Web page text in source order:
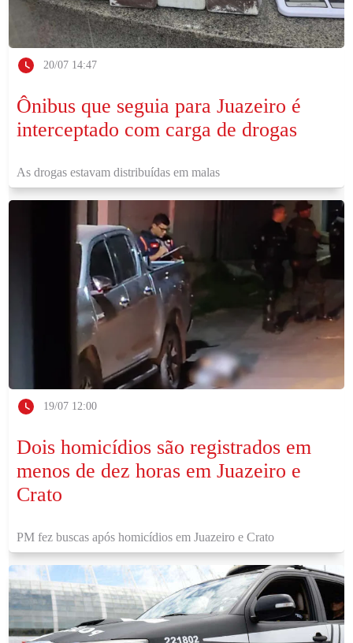
20/07 14:47
Ônibus que seguia para Juazeiro é
interceptado com carga de drogas
As drogas estavam distribuídas em malas
19/07 12:00
Dois homicídios são registrados em
menos de dez horas em Juazeiro e
Crato
PM fez buscas após homicídios em Juazeiro e Crato